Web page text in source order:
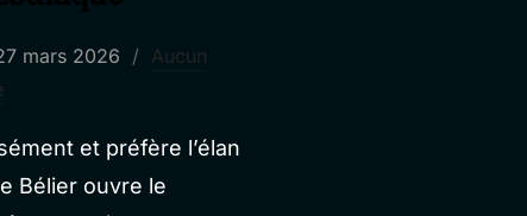
mars 2026
Aucun
et préfère l’élan
Bélier ouvre le